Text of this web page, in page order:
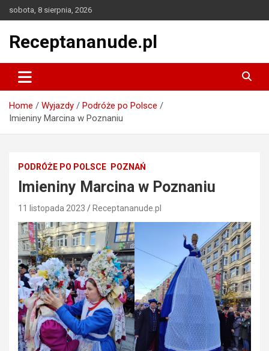
to
sobota, 8 sierpnia, 2026
Receptananude.pl
Home Wyjazdy
Podróże po Polsce
Imieniny Marcina w Poznaniu
PODRÓŻE PO POLSCE POZNAŃ
Imieniny Marcina w Poznaniu
11 listopada 2023 Receptananude.pl